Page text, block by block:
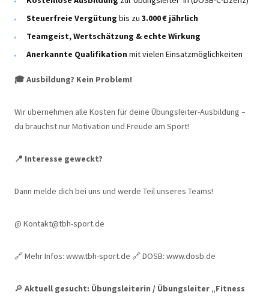
Steuerfreie Vergütung bis zu 3.000 € jährlich
Teamgeist, Wertschätzung & echte Wirkung
Anerkannte Qualifikation mit vielen Einsatzmöglichkeiten
🎓Ausbildung? Kein Problem!
Wir übernehmen alle Kosten für deine Übungsleiter-Ausbildung –
du brauchst nur Motivation und Freude am Sport!
📍 Interesse geweckt?
Dann melde dich bei uns und werde Teil unseres Teams!
@ Kontakt@tbh-sport.de
🔗 Mehr Infos: www.tbh-sport.de 🔗 DOSB: www.dosb.de
🔎 Aktuell gesucht: Übungsleiterin / Übungsleiter „Fitness